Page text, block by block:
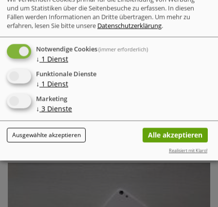
Deutsche unterschätzen die Gefahr von
Cyberangriffen zunehmend.Trotz der steigenden Zahl
von Cyberattacken weltweit und in Deutschland fühlen sich
die Menschen immer weniger bedroht. Dieses wachsende
Sicherheitsgefühl steht in krassem Gegensatz zur
tatsächlichen Bedrohungslage.
Verschlüsselung & Datensicherheit
DMA eine bedeutende Zäsur für Apple und das iOS-
und um Statistiken über die Seitenbesuche zu erfassen. In diesen
Fällen werden Informationen an Dritte übertragen. Um mehr zu
erfahren, lesen Sie bitte unsere Datenschutzerklärung.
Notwendige Cookies(immer erforderlich)
↓ 1 Dienst
Funktionale Dienste
↓ 1 Dienst
Marketing
↓ 3 Dienste
Ausgewählte akzeptieren Alle akzeptieren
Realisiert mit Klaro!